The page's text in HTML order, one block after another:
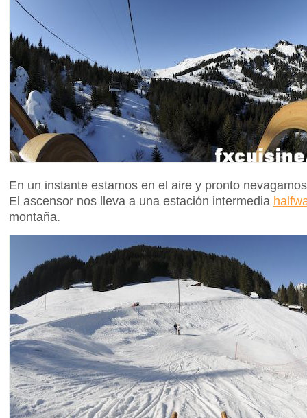
En un instante estamos en el aire y pronto
El ascensor nos lleva a una estación intermedia
montaña.